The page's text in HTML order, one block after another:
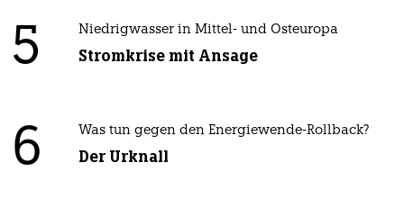
5 Niedrigwasser in Mittel- und Osteuropa
Stromkrise mit Ansage
6 Was tun gegen den Energiewende-Rollback?
Der Urknall